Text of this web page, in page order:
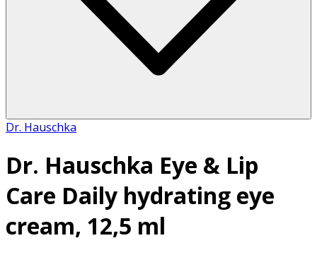
Dr. Hauschka
Dr. Hauschka Eye & Lip
Care Daily hydrating eye
cream, 12,5 ml